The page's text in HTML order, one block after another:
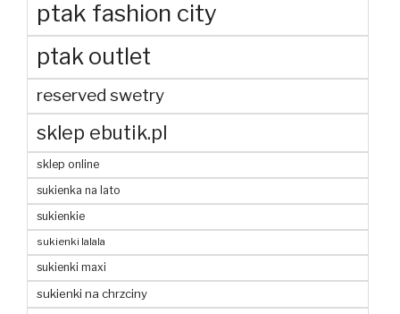
ptak fashion city
ptak outlet
reserved swetry
sklep ebutik.pl
sklep online
sukienka na lato
sukienkie
sukienki lalala
sukienki maxi
sukienki na chrzciny